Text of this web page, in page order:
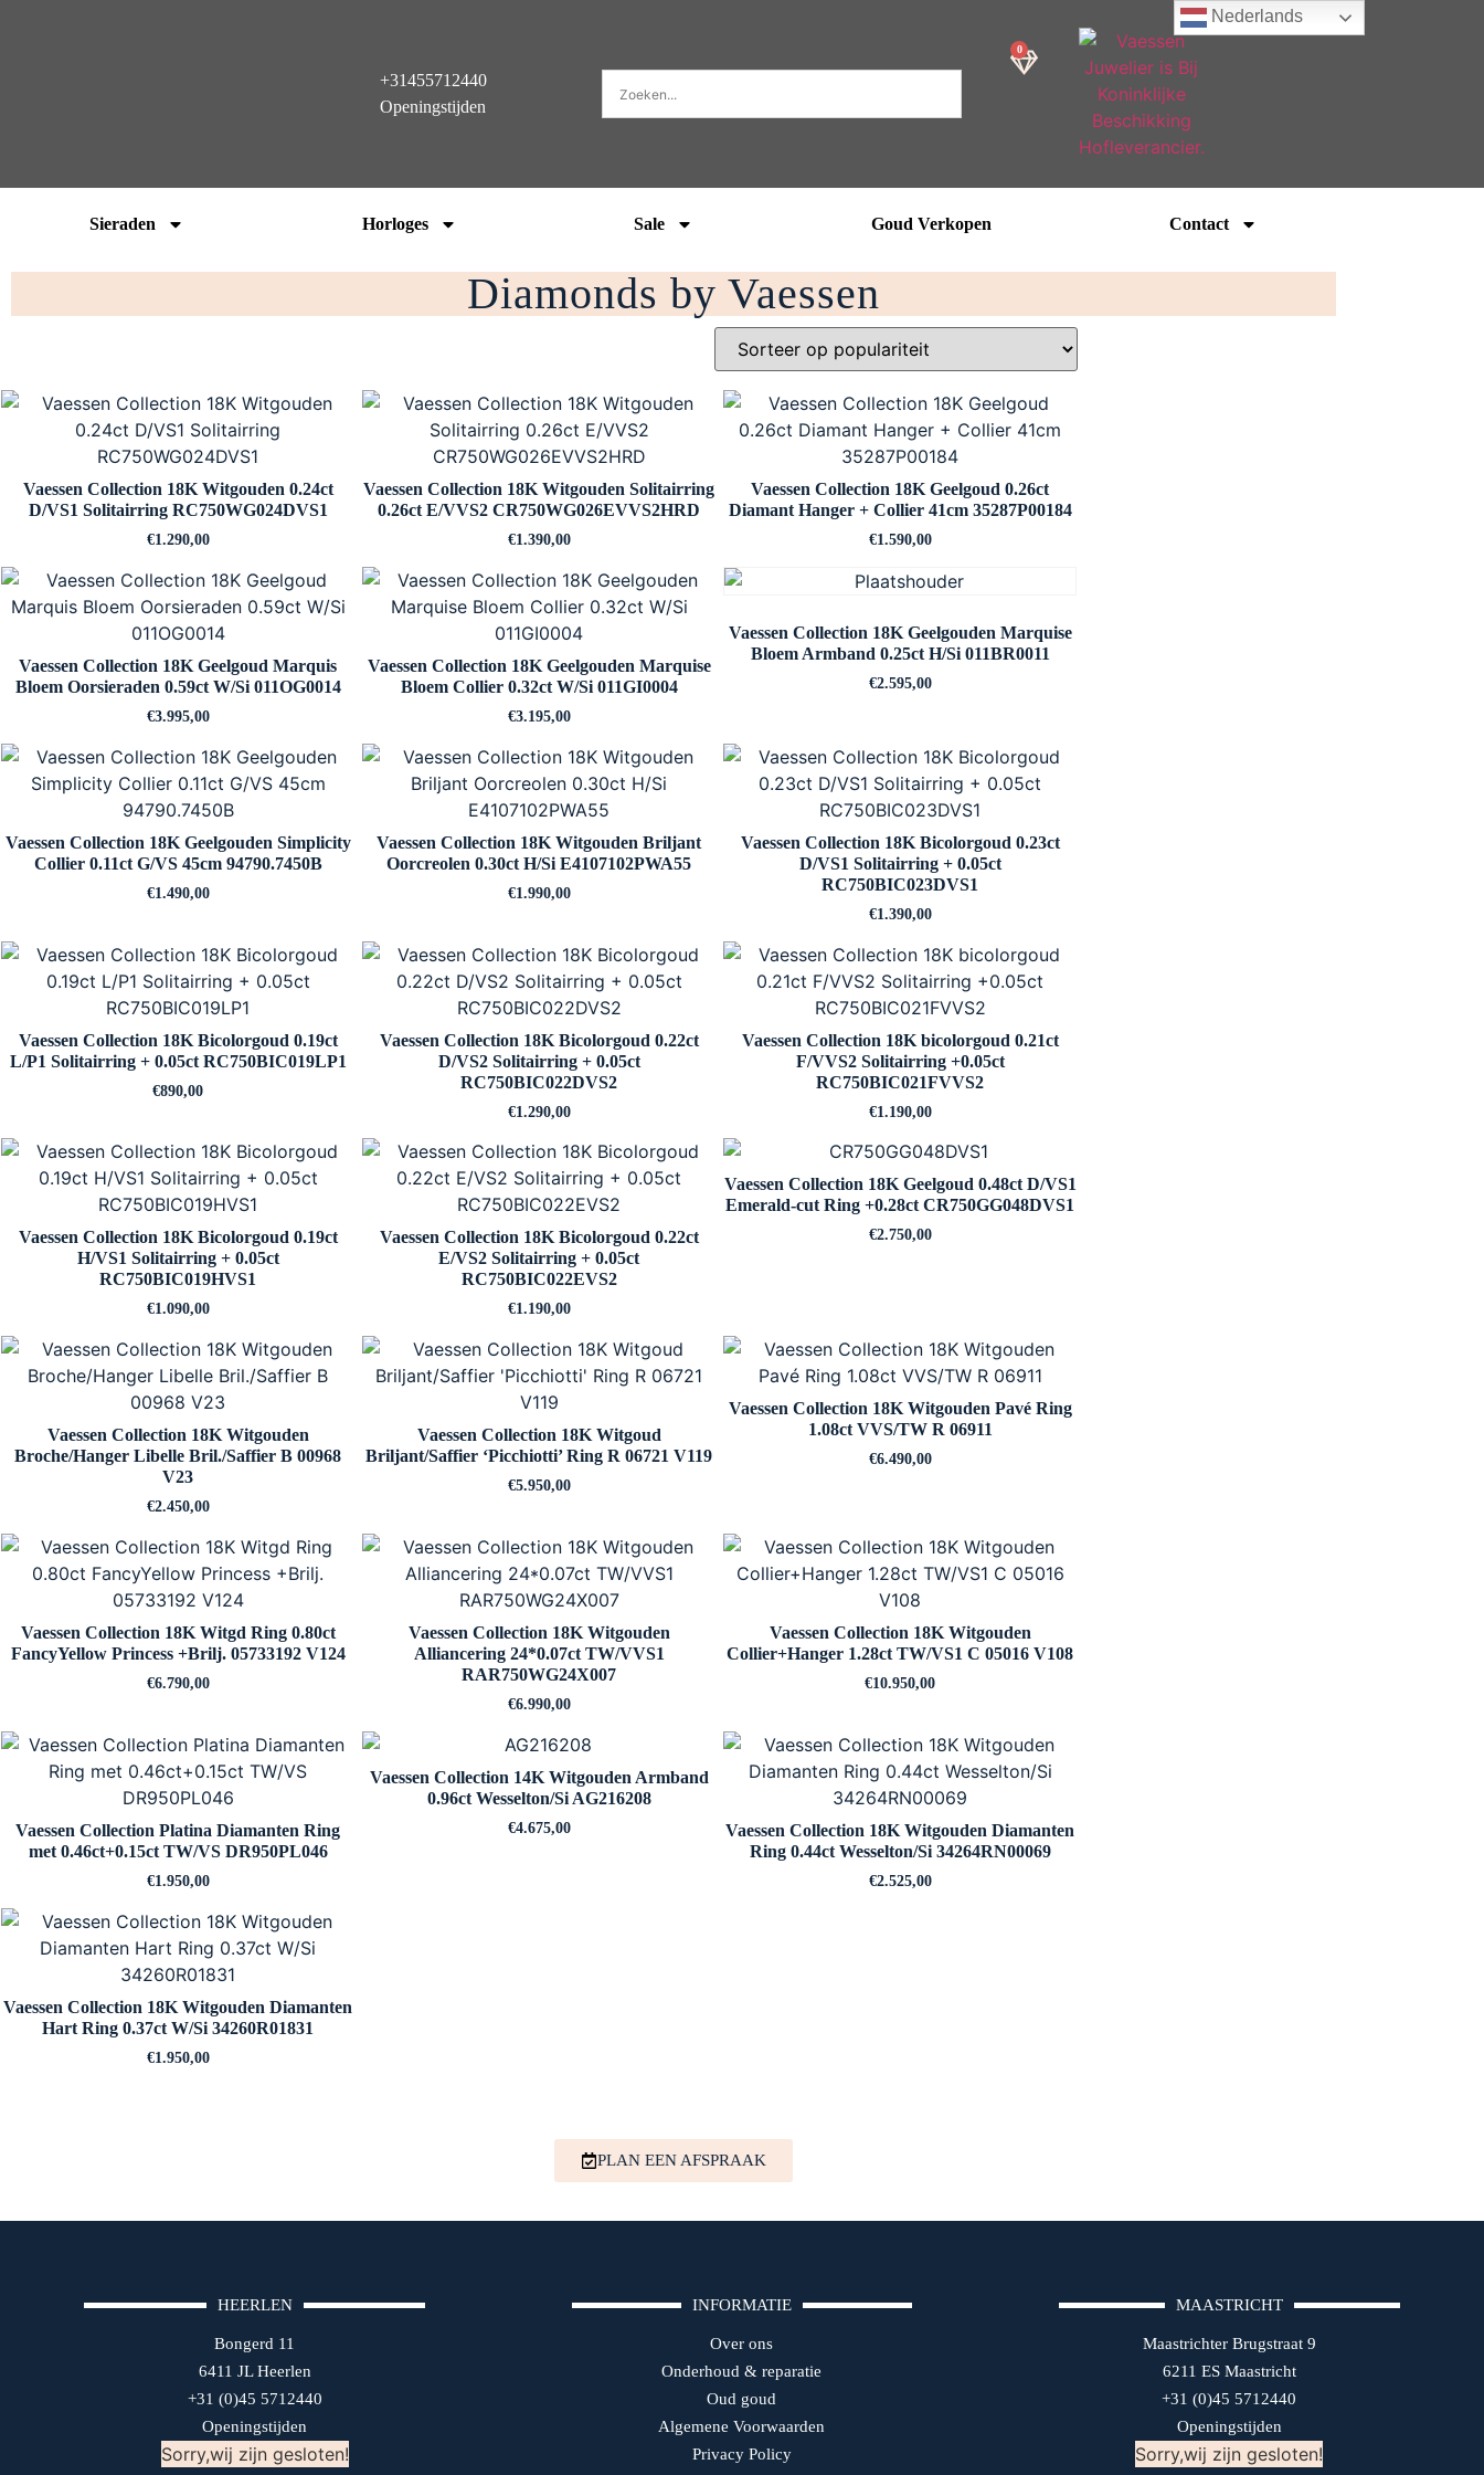
+31455712440
Openingstijden
0
Sieraden Horloges Sale Goud Verkopen Contact
Diamonds by Vaessen
Vaessen Collection 18K Witgouden 0.24ct
D/VS1 Solitairring RC750WG024DVS1
€1.290,00
Vaessen Collection 18K Witgouden Solitairring
0.26ct E/VVS2 CR750WG026EVVS2HRD
€1.390,00
Vaessen Collection 18K Geelgoud 0.26ct
Diamant Hanger + Collier 41cm 35287P00184
€1.590,00
Vaessen Collection 18K Geelgoud Marquis
Bloem Oorsieraden 0.59ct W/Si 011OG0014
€3.995,00
Vaessen Collection 18K Geelgouden Marquise
Bloem Collier 0.32ct W/Si 011GI0004
€3.195,00
Vaessen Collection 18K Geelgouden Marquise
Bloem Armband 0.25ct H/Si 011BR0011
€2.595,00
Vaessen Collection 18K Geelgouden Simplicity
Collier 0.11ct G/VS 45cm 94790.7450B
€1.490,00
Vaessen Collection 18K Witgouden Briljant
Oorcreolen 0.30ct H/Si E4107102PWA55
€1.990,00
Vaessen Collection 18K Bicolorgoud 0.23ct
D/VS1 Solitairring + 0.05ct
RC750BIC023DVS1
€1.390,00
Vaessen Collection 18K Bicolorgoud 0.19ct
L/P1 Solitairring + 0.05ct RC750BIC019LP1
€890,00
Vaessen Collection 18K Bicolorgoud 0.22ct
D/VS2 Solitairring + 0.05ct
RC750BIC022DVS2
€1.290,00
Vaessen Collection 18K bicolorgoud 0.21ct
F/VVS2 Solitairring +0.05ct
RC750BIC021FVVS2
€1.190,00
Vaessen Collection 18K Bicolorgoud 0.19ct
H/VS1 Solitairring + 0.05ct
RC750BIC019HVS1
€1.090,00
Vaessen Collection 18K Bicolorgoud 0.22ct
E/VS2 Solitairring + 0.05ct
RC750BIC022EVS2
€1.190,00
Vaessen Collection 18K Geelgoud 0.48ct D/VS1
Emerald-cut Ring +0.28ct CR750GG048DVS1
€2.750,00
Vaessen Collection 18K Witgouden
Broche/Hanger Libelle Bril./Saffier B 00968
V23
€2.450,00
Vaessen Collection 18K Witgoud
Briljant/Saffier ‘Picchiotti’ Ring R 06721 V119
€5.950,00
Vaessen Collection 18K Witgouden Pavé Ring
1.08ct VVS/TW R 06911
€6.490,00
Vaessen Collection 18K Witgd Ring 0.80ct
FancyYellow Princess +Brilj. 05733192 V124
€6.790,00
Vaessen Collection 18K Witgouden
Alliancering 24*0.07ct TW/VVS1
RAR750WG24X007
€6.990,00
Vaessen Collection 18K Witgouden
Collier+Hanger 1.28ct TW/VS1 C 05016 V108
€10.950,00
Vaessen Collection Platina Diamanten Ring
met 0.46ct+0.15ct TW/VS DR950PL046
€1.950,00
Vaessen Collection 14K Witgouden Armband
0.96ct Wesselton/Si AG216208
€4.675,00
Vaessen Collection 18K Witgouden Diamanten
Ring 0.44ct Wesselton/Si 34264RN00069
€2.525,00
Vaessen Collection 18K Witgouden Diamanten
Hart Ring 0.37ct W/Si 34260R01831
€1.950,00
PLAN EEN AFSPRAAK
HEERLEN
Bongerd 11
6411 JL Heerlen
+31 (0)45 5712440
Openingstijden
Sorry,wij zijn gesloten!
INFORMATIE
Over ons
Onderhoud & reparatie
Oud goud
Algemene Voorwaarden
Privacy Policy
MAASTRICHT
Maastrichter Brugstraat 9
6211 ES Maastricht
+31 (0)45 5712440
Openingstijden
Sorry,wij zijn gesloten!
Nederlands